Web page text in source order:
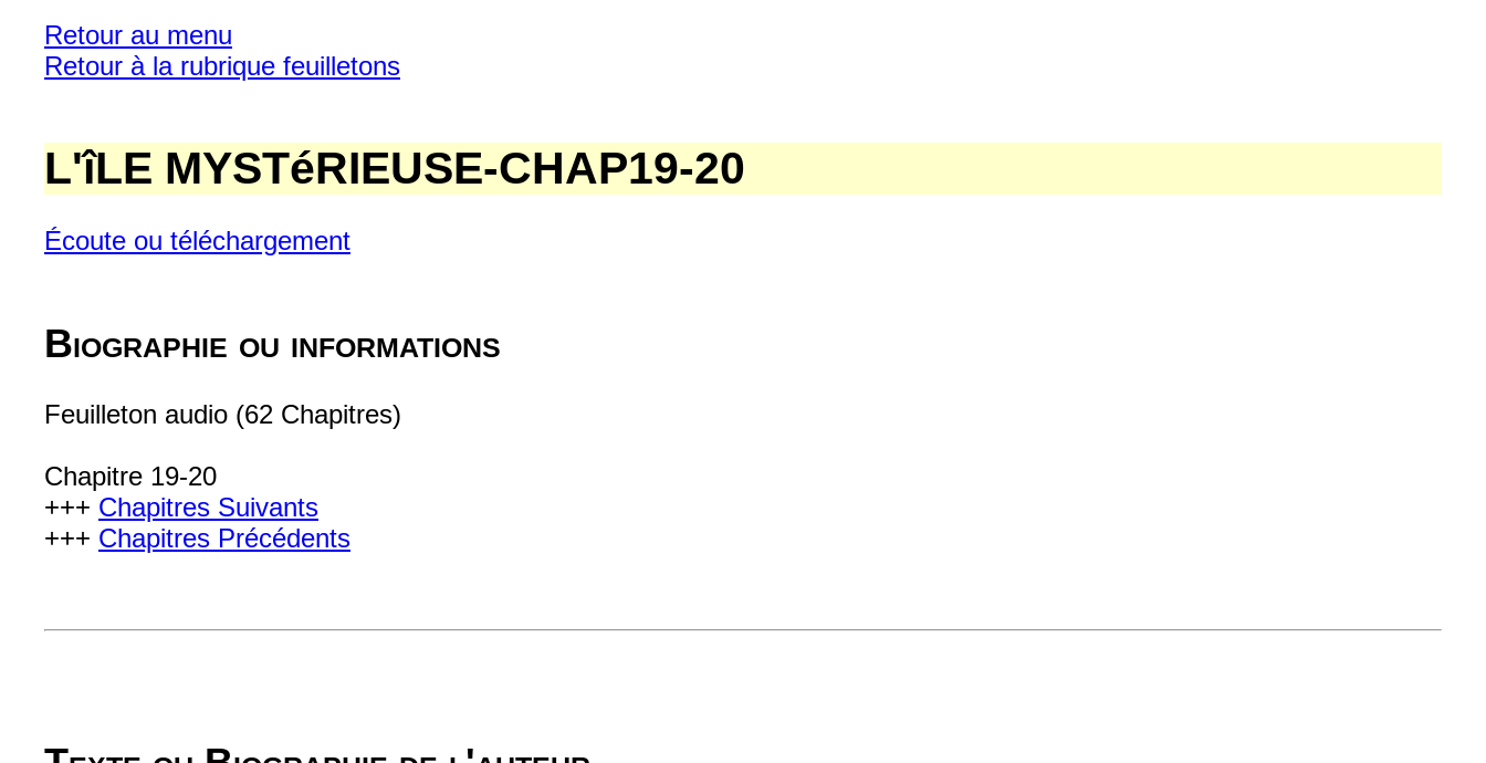
Retour au menu
Retour à la rubrique feuilletons
L'îLE MYSTéRIEUSE-CHAP19-20
Écoute ou téléchargement
Biographie ou informations
Feuilleton audio (62 Chapitres)
Chapitre 19-20
+++ Chapitres Suivants
+++ Chapitres Précédents